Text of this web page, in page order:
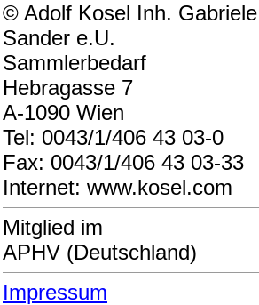
© Adolf Kosel Inh. Gabriele
Sander e.U.
Sammlerbedarf
Hebragasse 7
A-1090 Wien
Tel: 0043/1/406 43 03-0
Fax: 0043/1/406 43 03-33
Internet: www.kosel.com
Mitglied im
APHV (Deutschland)
Impressum